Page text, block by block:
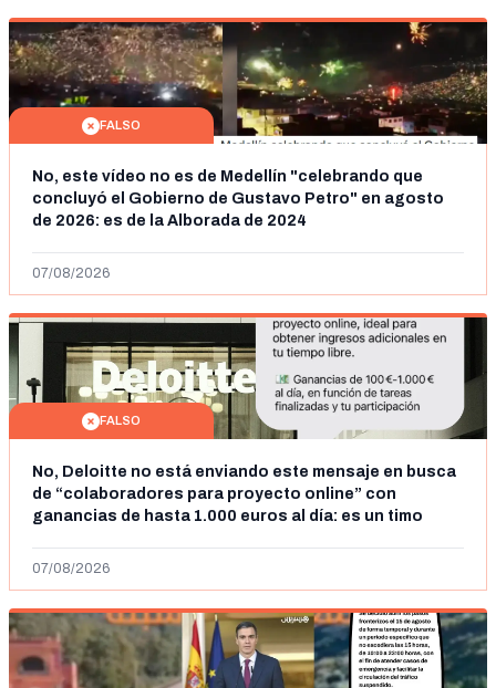
FALSO
No, este vídeo no es de Medellín "celebrando que
concluyó el Gobierno de Gustavo Petro" en agosto
de 2026: es de la Alborada de 2024
07/08/2026
FALSO
No, Deloitte no está enviando este mensaje en busca
de “colaboradores para proyecto online” con
ganancias de hasta 1.000 euros al día: es un timo
07/08/2026